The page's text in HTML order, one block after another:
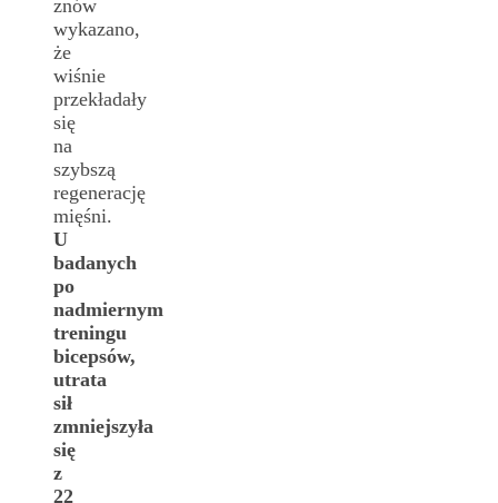
znów
wykazano,
że
wiśnie
przekładały
się
na
szybszą
regenerację
mięśni.
U
badanych
po
nadmiernym
treningu
bicepsów,
utrata
sił
zmniejszyła
się
z
22